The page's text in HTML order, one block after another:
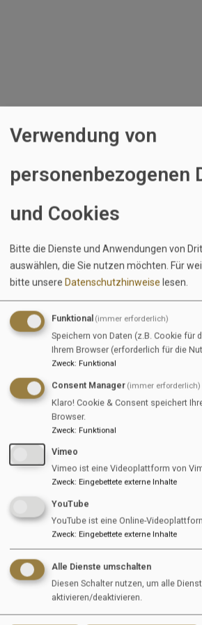
an die im Benutzerkonto hinterlegte
EquiJob
Wandersmannstraße 68
65205 Wiesbaden
Germany
Seitenübersicht
Für Unternehmen
Für Jobsuchende
News & Info
Kontakt
info@equijob.de
+496113608070
Verwendung von
personenbezogenen
und Cookies
Bitte die Dienste und Anwendungen von
auswählen, die Sie nutzen möchten. Für
bitte unsere Datenschutzhinweise lesen.
Funktional (immer erforderlich)
Speichern von Daten (z.B. Cookie für
Ihrem Browser (erforderlich für die
Zweck: Funktional
Consent Manager (immer erforderlich)
Klaro! Cookie & Consent speichert
Browser.
Zweck: Funktional
Vimeo
Vimeo ist eine Videoplattform von
Zweck: Eingebettete externe Inhalte
YouTube
YouTube ist eine Online-
Zweck: Eingebettete externe Inhalte
Alle Dienste umschalten
Diesen Schalter nutzen, um alle
aktivieren/deaktivieren.